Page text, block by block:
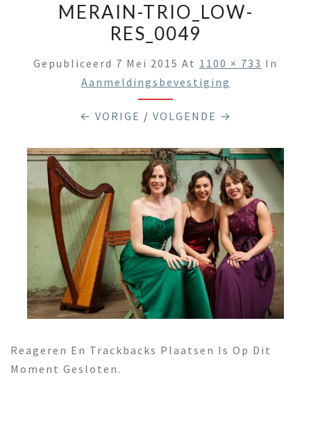
MERAIN-TRIO_LOW-
RES_0049
Gepubliceerd 7 Mei 2015 At 1100 × 733 In
Aanmeldingsbevestiging
← VORIGE / VOLGENDE →
Reageren En Trackbacks Plaatsen Is Op Dit
Moment Gesloten.